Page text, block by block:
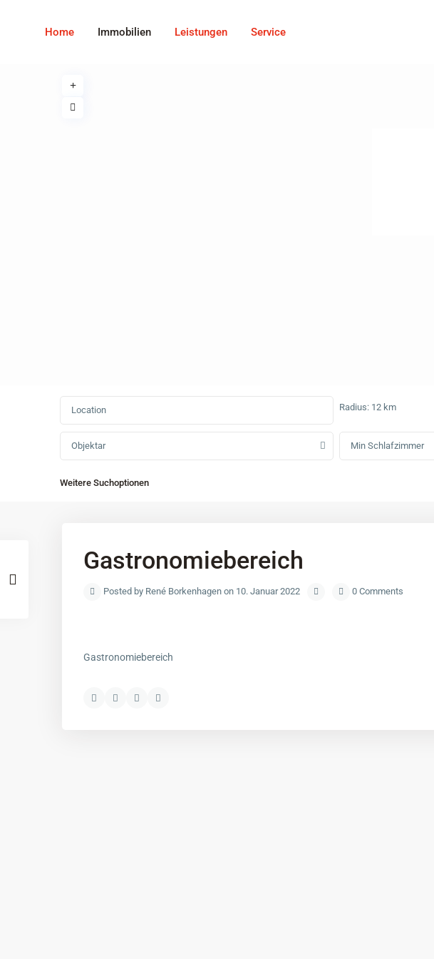
Home Immobilien Leistungen Service
Radius: 12 km
Objektar Min Schlafzimmer
Weitere Suchoptionen
Gastronomiebereich
Posted by René Borkenhagen on 10. Januar 2022 0 Comments
Gastronomiebereich